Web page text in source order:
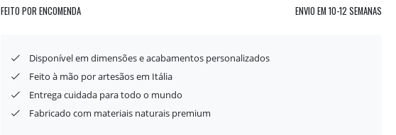
FEITO POR ENCOMENDA ENVIO EM 10-12 SEMANAS
Disponível em dimensões e acabamentos personalizados
Feito à mão por artesãos em Itália
Entrega cuidada para todo o mundo
Fabricado com materiais naturais premium